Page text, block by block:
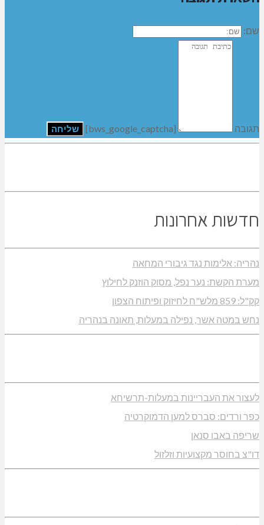
שם:
תגובה [bws_google_captcha]
חדשות אחרונות
נהריה: אלימות נגד גיבורי המחאה
מערת הקשת: נער נפל, מסוק הוזנק לחילוץ
קק"ל: 859 מלש"ח לחיזוק ופיתוח הצפון
נחש במטה אשר, נפילה במעלות, תאונה בנהריה
לעצור את העבריינות במעלות-תרשיחא
כפר ורדים: סברס למען הדמוקרטיה
שריפה באבו סנאן
דו"צ בחוסר מקצועיות וזלזול